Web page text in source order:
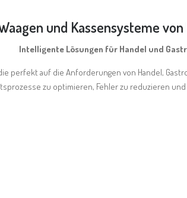
und Kassensysteme
Intelligente Lösungen für Handel und
perfekt auf die Anforderungen von Handel,
zu optimieren, Fehler zu reduzieren